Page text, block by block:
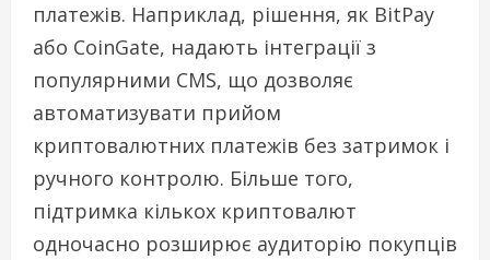
платежів. Наприклад, рішення, як BitPay
або CoinGate, надають інтеграції з
популярними CMS, що дозволяє
автоматизувати прийом
криптовалютних платежів без затримок і
ручного контролю. Більше того,
підтримка кількох криптовалют
одночасно розширює аудиторію покупців